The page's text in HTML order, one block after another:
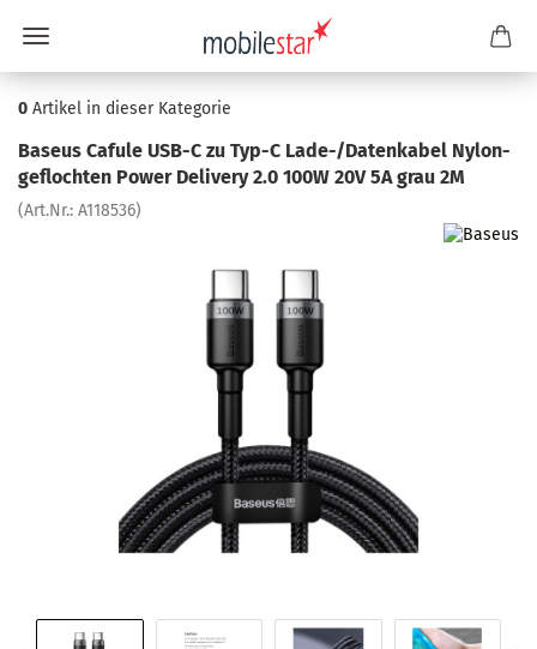
0 Artikel in dieser Kategorie
Ba­seus Ca­fu­le USB-C zu Typ-C Lade-/Da­ten­ka­bel Ny­lon­
ge­floch­ten Power De­li­very 2.0 100W 20V 5A grau 2M
(Art.Nr.: A118536)